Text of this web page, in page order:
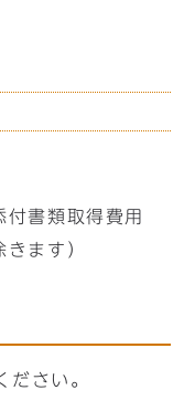
付書類取得費用
ます）
ださい。